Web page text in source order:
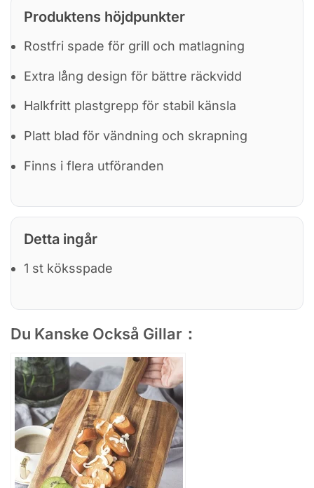
Produktens höjdpunkter
Rostfri spade för grill och matlagning
Extra lång design för bättre räckvidd
Halkfritt plastgrepp för stabil känsla
Platt blad för vändning och skrapning
Finns i flera utföranden
Detta ingår
1 st köksspade
Du Kanske Också Gillar：